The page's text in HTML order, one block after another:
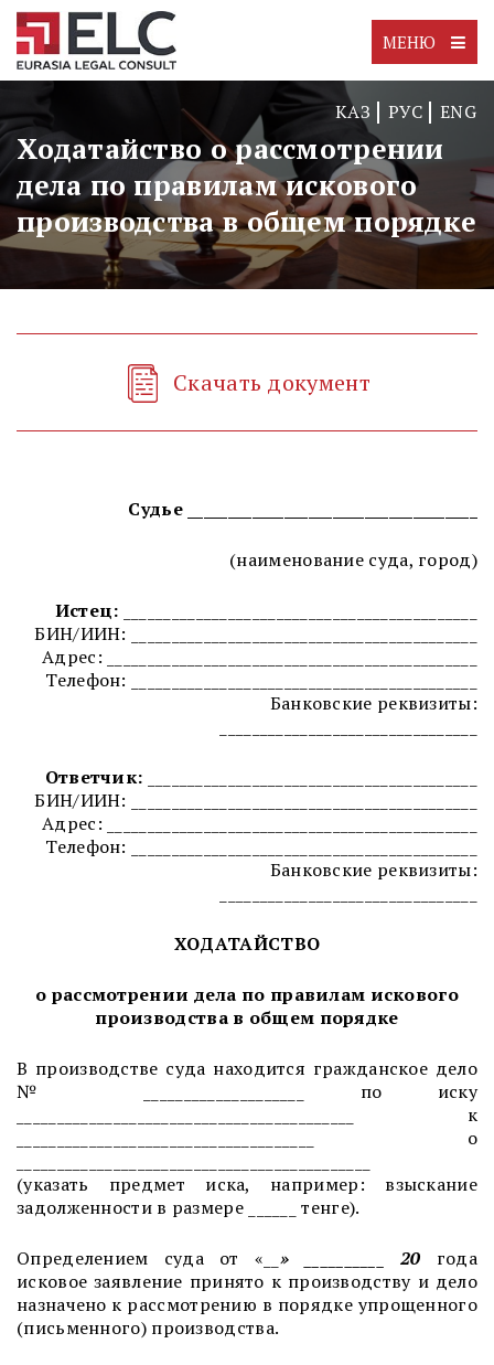
МЕНЮ
КАЗ РУС ENG
Ходатайство о рассмотрении
дела по правилам искового
производства в общем порядке
Скачать документ
Судье ____________________________________
(наименование суда, город)
Истец:
БИН/ИИН: ___________________________________________
Адрес: ______________________________________________
Телефон: ___________________________________________
Банковские реквизиты:
Ответчик:
БИН/ИИН: ___________________________________________
Адрес: ______________________________________________
Телефон: ___________________________________________
Банковские реквизиты:
ХОДАТАЙСТВО
о рассмотрении дела по правилам искового
производства в общем порядке
В производстве суда находится гражданское дело
№ ____________________
по иску
к
о
(указать предмет иска, например: взыскание
задолженности в размере ______ тенге).
Определением суда от « » __________ 20 года
исковое заявление принято к производству и дело
назначено к рассмотрению в порядке упрощенного
(письменного) производства.